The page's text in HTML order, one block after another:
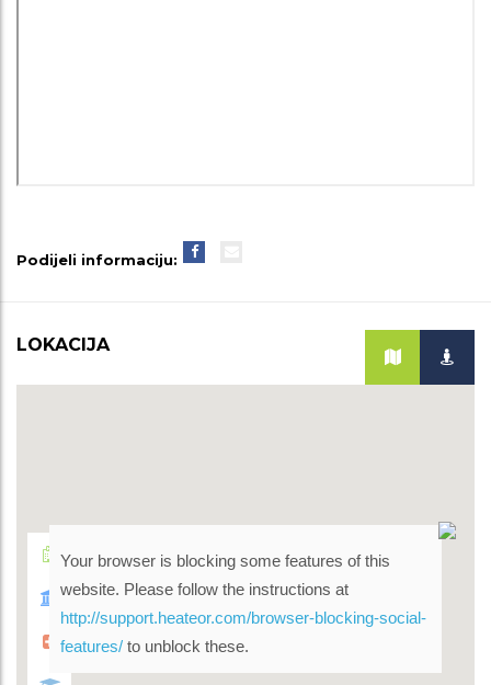
Podijeli informaciju:
LOKACIJA
Your browser is blocking some features of this
website. Please follow the instructions at
http://support.heateor.com/browser-blocking-social-
features/to unblock these.